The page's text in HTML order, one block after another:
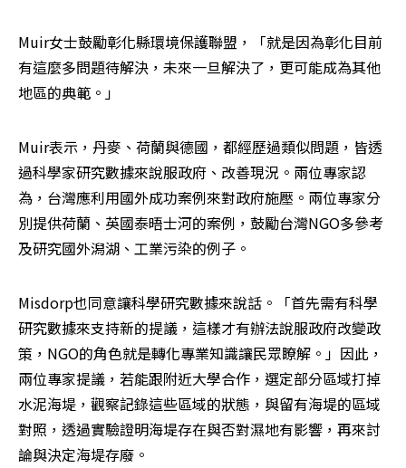
Muir女士鼓勵彰化縣環境保護聯盟，「就是因為彰化目前
有這麼多問題待解決，未來一旦解決了，更可能成為其他
地區的典範。」
Muir表示，丹麥、荷蘭與德國，都經歷過類似問題，皆透
過科學家研究數據來說服政府、改善現況。兩位專家認
為，台灣應利用國外成功案例來對政府施壓。兩位專家分
別提供荷蘭、英國泰晤士河的案例，鼓勵台灣NGO多參考
及研究國外潟湖、工業污染的例子。
Misdorp也同意讓科學研究數據來說話。「首先需有科學
研究數據來支持新的提議，這樣才有辦法說服政府改變政
策，NGO的角色就是轉化專業知識讓民眾瞭解。」因此，
兩位專家提議，若能跟附近大學合作，選定部分區域打掉
水泥海堤，觀察記錄這些區域的狀態，與留有海堤的區域
對照，透過實驗證明海堤存在與否對濕地有影響，再來討
論與決定海堤存廢。